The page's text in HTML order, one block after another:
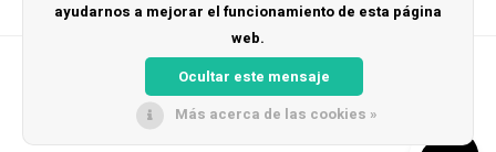
ayudarnos a mejorar el funcionamiento de esta página
web.
Ocultar este mensaje
Más acerca de las cookies »